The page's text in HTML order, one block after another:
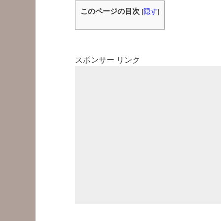
このページの目次 [隠す]
スポンサー リンク